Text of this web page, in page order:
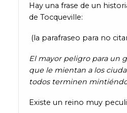
Hay una frase de un
de Tocqueville:
(la parafraseo para no
El mayor peligro para un
que le mientan a los
todos terminen
Existe un reino muy